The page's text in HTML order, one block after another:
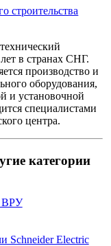
строительства
в странах СНГ.
производство и
оборудования,
и установочной
специалистами
центра.
категории
ВРУ
Schneider Electric